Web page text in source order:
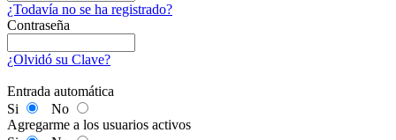
¿Todavía no se ha registrado?
Contraseña
¿Olvidó su Clave?
Entrada automática
Si
No
Agregarme a los usuarios activos